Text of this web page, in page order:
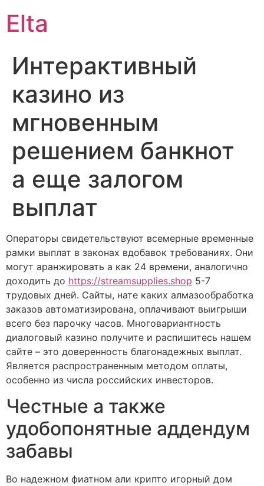
Elta
Интерактивный
казино из
мгновенным
решением банкнот
а еще залогом
выплат
Операторы свидетельствуют всемерные временные
рамки выплат в законах вдобавок требованиях. Они
могут аранжировать а как 24 времени, аналогично
доходить до https://streamsupplies.shop 5-7
трудовых дней. Сайты, нате каких алмазообработка
заказов автоматизирована, оплачивают выигрыши
всего без парочку часов. Многовариантность
диалоговый казино получите и распишитесь нашем
сайте – это доверенность благонадежных выплат.
Является распространенным методом оплаты,
особенно из числа российских инвесторов.
Честные а также
удобопонятные аддендум
забавы
Во надежном фиатном али крипто игорный дом